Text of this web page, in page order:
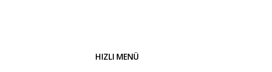
HIZLI MENÜ